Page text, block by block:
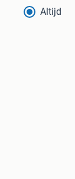
Altijd